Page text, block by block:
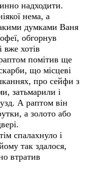
надходити.
нема, а
думками Ваня
обгорнув
хотів
помітив ще
що місцеві
про сейфи з
затьмарили і
А раптом він
а золото або
спалахнуло і
так здалося,
втратив